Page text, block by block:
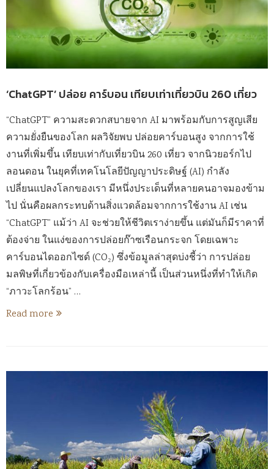
‘ChatGPT’ ปล่อย คาร์บอน เทียบเท่าเที่ยวบิน 260 เที่ยว
“ChatGPT” ความสะดวกสบายจาก AI มาพร้อมกับการสูญเสีย
ความยั่งยืนของโลก ผลวิจัยพบ ปล่อยคาร์บอนสูง จากการใช้
งานที่เพิ่มขึ้น เทียบเท่ากับเที่ยวบิน 260 เที่ยว จากนิวยอร์กไป
ลอนดอน ในยุคที่เทคโนโลยีปัญญาประดิษฐ์ (AI) กำลัง
เปลี่ยนแปลงโลกของเรา มีหนึ่งประเด็นที่หลายคนอาจมองข้าม
ไป นั่นคือผลกระทบด้านสิ่งแวดล้อมจากการใช้งาน AI เช่น
“ChatGPT” แม้ว่า AI จะช่วยให้ชีวิตเราง่ายขึ้น แต่มันก็มีราคาที่
ต้องจ่าย ในแง่ของการปล่อยก๊าซเรือนกระจก โดยเฉพาะ
คาร์บอนไดออกไซด์ (CO₂) ซึ่งข้อมูลล่าสุดบ่งชี้ว่า การปล่อย
มลพิษที่เกี่ยวข้องกับเครื่องมือเหล่านี้ เป็นส่วนหนึ่งที่ทำให้เกิด
“ภาวะโลกร้อน” …
Read more